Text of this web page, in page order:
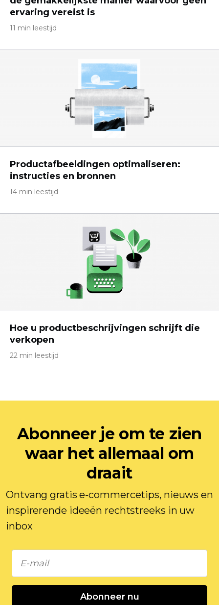
ervaring vereist is
11 min leestijd
Productafbeeldingen optimaliseren:
instructies en bronnen
14 min leestijd
Hoe u productbeschrijvingen schrijft die
verkopen
22 min leestijd
Abonneer je om te zien
waar het allemaal om
draait
Ontvang gratis e-commercetips, nieuws en
inspirerende ideeën rechtstreeks in uw
inbox
Abonneer nu